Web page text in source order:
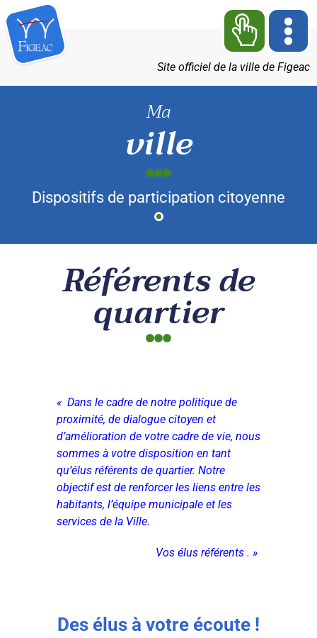
Site officiel de la ville de Figeac
Ma
ville
Dispositifs de participation citoyenne
Référents de
quartier
« Dans le cadre de notre politique de
proximité, de dialogue citoyen et
d’amélioration de votre cadre de vie, nous
sommes à votre disposition en tant
qu’élus référents de quartier. Notre
objectif est de renforcer les liens entre les
habitants, l’équipe municipale et les
services de la Ville.
Vos élus référents . »
Des élus à votre écoute !